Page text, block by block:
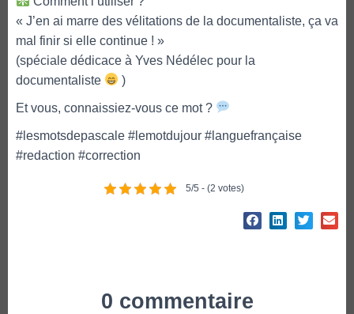
« J’en ai marre des vélitations de la documentaliste, ça va
mal finir si elle continue ! »
(spéciale dédicace à Yves Nédélec pour la
documentaliste
)
Et vous, connaissiez-vous ce mot ?
#lesmotsdepascale #lemotdujour #languefrançaise
#redaction #correction
5/5 - (2 votes)
0 commentaire